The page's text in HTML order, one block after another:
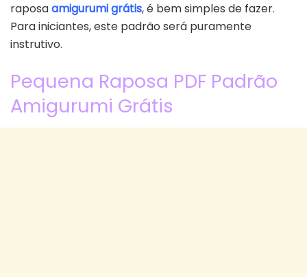
raposaamigurumi grátis, é bem simples de fazer.
Para iniciantes, este padrão será puramente
instrutivo.
Pequena Raposa PDF Padrão
Amigurumi Grátis